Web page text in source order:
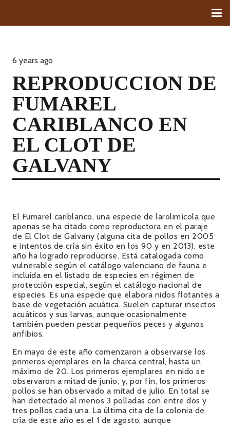
6 years ago
REPRODUCCION DE
FUMAREL
CARIBLANCO EN
EL CLOT DE
GALVANY
El Fumarel cariblanco, una especie de larolimícola que
apenas se ha citado como reproductora en el paraje
de El Clot de Galvany (alguna cita de pollos en 2005
e intentos de cría sin éxito en los 90 y en 2013), este
año ha logrado reproducirse. Está catalogada como
vulnerable según el catálogo valenciano de fauna e
incluida en el listado de especies en régimen de
protección especial, según el catálogo nacional de
especies. Es una especie que elabora nidos flotantes a
base de vegetación acuática. Suelen capturar insectos
acuáticos y sus larvas, aunque ocasionalmente
también pueden pescar pequeños peces y algunos
anfibios.
En mayo de este año comenzaron a observarse los
primeros ejemplares en la charca central, hasta un
máximo de 20. Los primeros ejemplares en nido se
observaron a mitad de junio, y, por fín, los primeros
pollos se han observado a mitad de julio. En total se
han detectado al menos 3 polladas con entre dos y
tres pollos cada una. La última cita de la colonia de
cría de este año es el 1 de agosto, aunque